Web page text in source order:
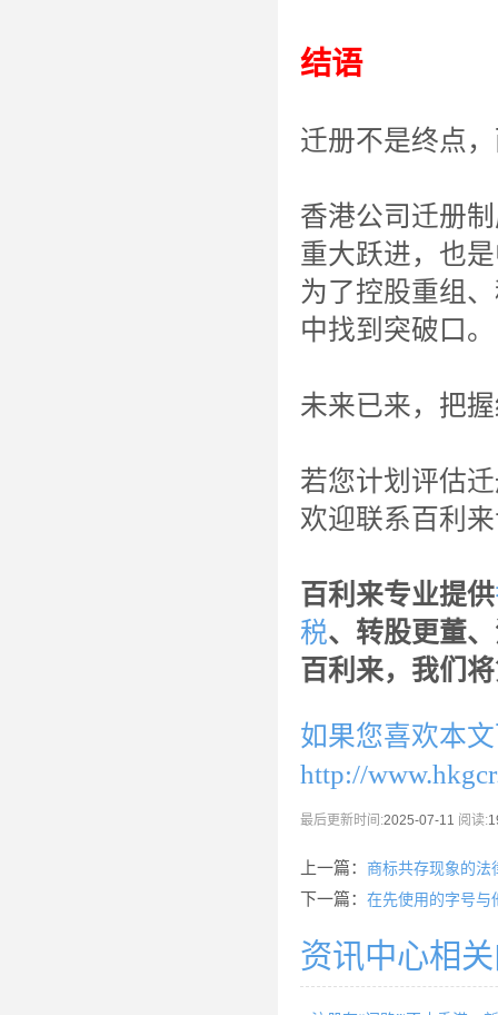
结语
迁册不是终点
香港公司迁册
重大跃进，也
为了控股重组
中找到突破口。
未来已来，把
若您计划评估
欢迎联系百利
百利来专业提供
税、转股更董
百利来，我们
如果您喜欢本
http://
最后更新时间:2025-07-11 阅读:
上一篇： 商标共存现象的法
下一篇： 在先使用的字号与
资讯中心相